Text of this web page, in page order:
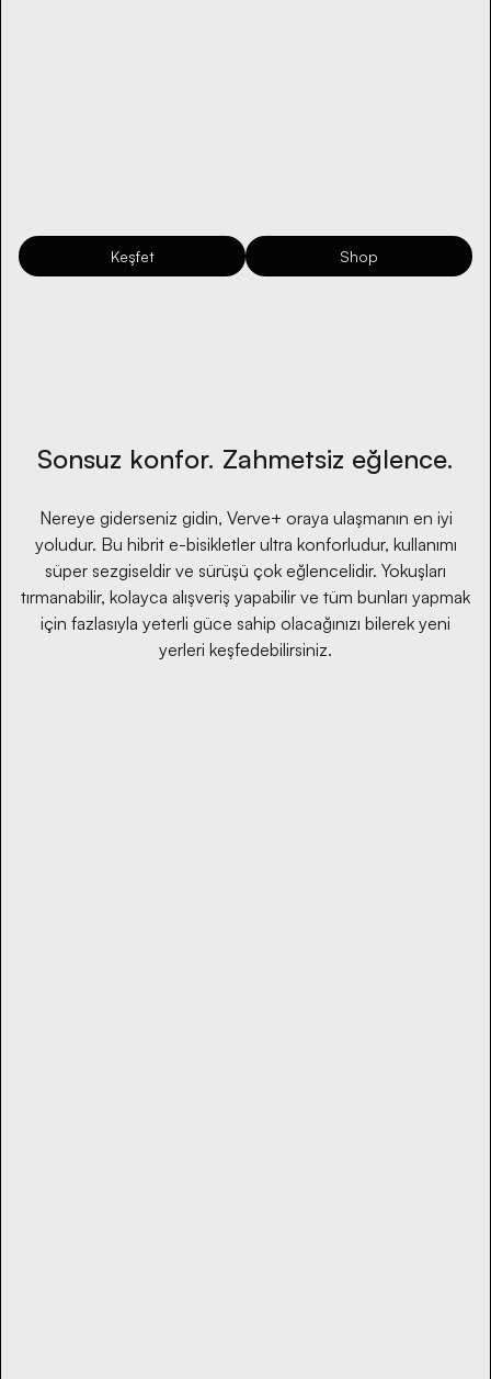
Keşfet Shop
Sonsuz konfor. Zahmetsiz eğlence.
Nereye giderseniz gidin, Verve+ oraya ulaşmanın en iyi
yoludur. Bu hibrit e-bisikletler ultra konforludur, kullanımı
süper sezgiseldir ve sürüşü çok eğlencelidir. Yokuşları
tırmanabilir, kolayca alışveriş yapabilir ve tüm bunları yapmak
için fazlasıyla yeterli güce sahip olacağınızı bilerek yeni
yerleri keşfedebilirsiniz.